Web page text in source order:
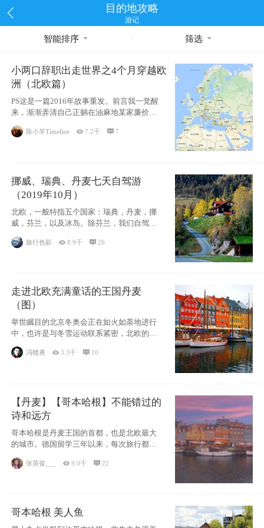
目的地攻略
游记
智能排序 筛选
小两口辞职出走世界之4个月穿越欧
洲（北欧篇）
PS这是一篇2016年故事重发。前言我一觉醒
来，渐渐弄清自己正躺在油麻地某家廉价宾
馆
陈小羊Timeline 7.2千 7
挪威、瑞典、丹麦七天自驾游
（2019年10月）
北欧，一般特指五个国家：瑞典，丹麦，挪
威，芬兰，以及冰岛。除芬兰，我们自驾游
旅行色影 8.9千 26
走进北欧充满童话的王国丹麦
（图）
举世瞩目的北京冬奥会正在如火如荼地进行
中，也许是与冬雪运动联系紧密，北欧的一
些国家因
冯赣勇 3.3千  10
【丹麦】【哥本哈根】不能错过的
诗和远方
哥本哈根是丹麦王国的首都，也是北欧最大
的城市。德国留学三年以来，每次旅行都是
张英俊___ 9.0千 22
哥本哈根 美人鱼